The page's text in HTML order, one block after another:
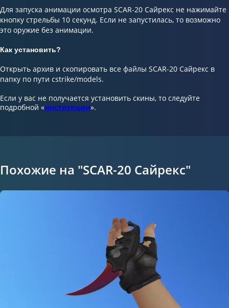
Для запуска анимации осмотра SCAR-20 Сайрекс не нажимайте
кнопку стрельбы 10 секунд. Если не запустилась, то возможно
это оружие без анимации.
Как установить?
Открыть архив и скопировать все файлы SCAR-20 Сайрекс в
папку по пути cstrike/models.
Если у вас не получается установить скины, то следуйте
подробной «инструкции».
Похожие на "SCAR-20 Сайрекс"